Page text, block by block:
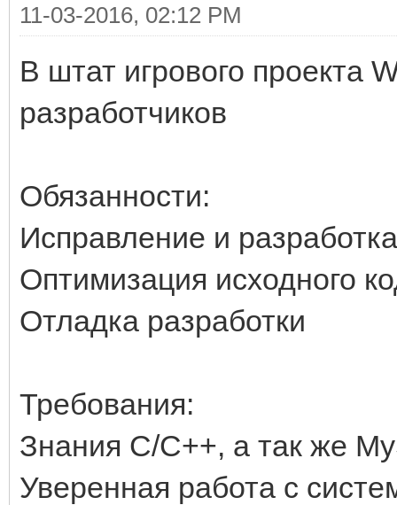
11-03-2016, 02:12 PM
В штат игрового проекта
разработчиков
Обязанности:
Исправление и
Оптимизация исходного
Отладка разработки
Требования:
Знания С/C++, а так же
Уверенная работа с